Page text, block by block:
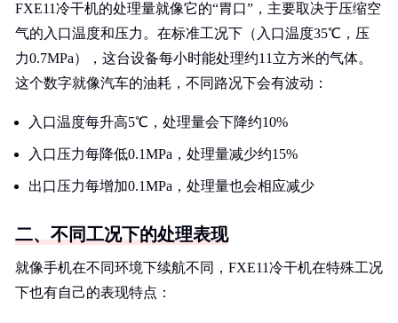
FXE11冷干机的处理量就像它的“胃口”，主要取决于压缩空
气的入口温度和压力。在标准工况下（入口温度35℃，压
力0.7MPa），这台设备每小时能处理约11立方米的气体。
这个数字就像汽车的油耗，不同路况下会有波动：
入口温度每升高5℃，处理量会下降约10%
入口压力每降低0.1MPa，处理量减少约15%
出口压力每增加0.1MPa，处理量也会相应减少
二、不同工况下的处理表现
就像手机在不同环境下续航不同，FXE11冷干机在特殊工况
下也有自己的表现特点：